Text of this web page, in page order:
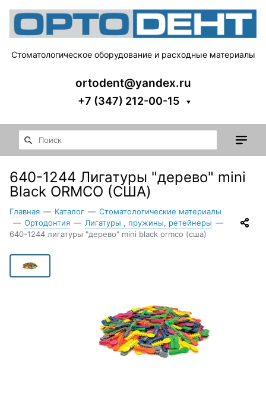
Стоматологическое оборудование и расходные материалы
ortodent@yandex.ru
+7 (347) 212-00-15
640-1244 Лигатуры "дерево" mini
Black ORMCO (США)
Главная — Каталог — Стоматологические материалы
— Ортодонтия — Лигатуры , пружины, ретейнеры —
640-1244 лигатуры "дерево" mini black ormco (сша)